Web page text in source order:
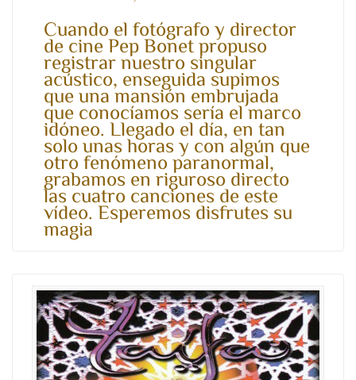
Cuando el fotógrafo y director
de cine Pep Bonet propuso
registrar nuestro singular
acústico, enseguida supimos
que una mansión embrujada
que conocíamos sería el marco
idóneo. Llegado el día, en tan
solo unas horas y con algún que
otro fenómeno paranormal,
grabamos en riguroso directo
las cuatro canciones de este
vídeo. Esperemos disfrutes su
magia